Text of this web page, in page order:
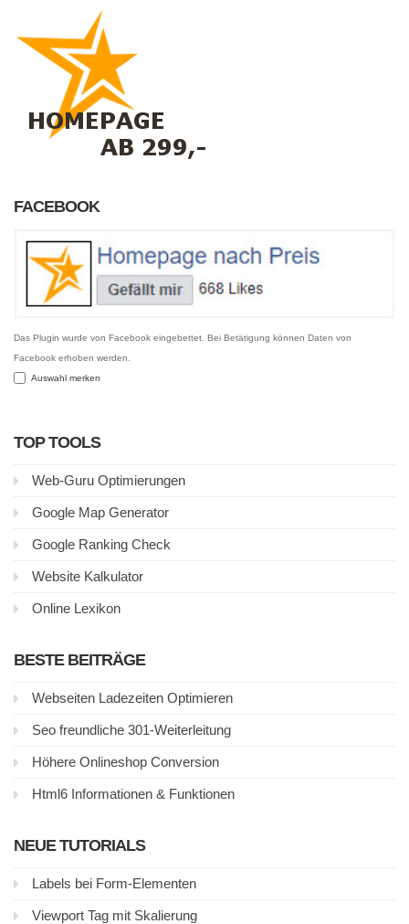
FACEBOOK
Das Plugin wurde von Facebook eingebettet. Bei Betätigung können Daten von
Facebook erhoben werden.
Auswahl merken
TOP TOOLS
Web-Guru Optimierungen
Google Map Generator
Google Ranking Check
Website Kalkulator
Online Lexikon
BESTE BEITRÄGE
Webseiten Ladezeiten Optimieren
Seo freundliche 301-Weiterleitung
Höhere Onlineshop Conversion
Html6 Informationen & Funktionen
NEUE TUTORIALS
Labels bei Form-Elementen
Viewport Tag mit Skalierung